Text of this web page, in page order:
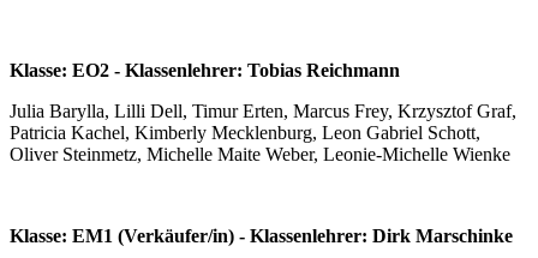
Klasse: EO2 - Klassenlehrer: Tobias Reichmann
Julia Barylla, Lilli Dell, Timur Erten, Marcus Frey, Krzysztof Graf,
Patricia Kachel, Kimberly Mecklenburg, Leon Gabriel Schott,
Oliver Steinmetz, Michelle Maite Weber, Leonie-Michelle Wienke
Klasse: EM1 (Verkäufer/in) - Klassenlehrer: Dirk Marschinke